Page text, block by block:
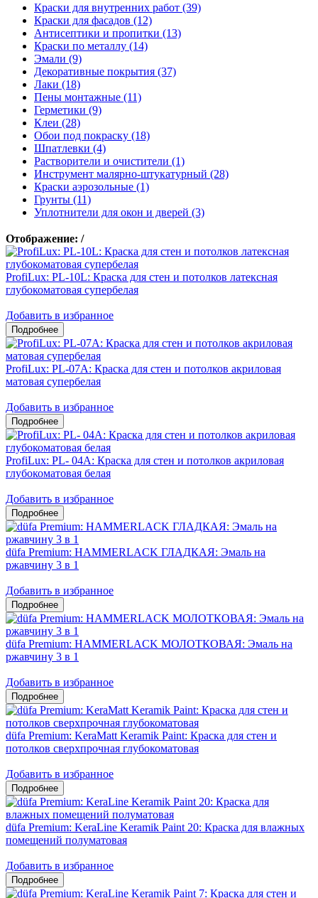
Краски для внутренних работ (39)
Краски для фасадов (12)
Антисептики и пропитки (13)
Краски по металлу (14)
Эмали (9)
Декоративные покрытия (37)
Лаки (18)
Пены монтажные (11)
Герметики (9)
Клеи (28)
Обои под покраску (18)
Шпатлевки (4)
Растворители и очистители (1)
Инструмент малярно-штукатурный (28)
Краски аэрозольные (1)
Грунты (11)
Уплотнители для окон и дверей (3)
Отображение: /
ProfiLux: PL-10L: Краска для стен и потолков латексная
глубокоматовая супербелая
Добавить в избранное
ProfiLux: PL-07А: Краска для стен и потолков акриловая
матовая супербелая
Добавить в избранное
ProfiLux: PL- 04А: Краска для стен и потолков акриловая
глубокоматовая белая
Добавить в избранное
düfa Premium: HAMMERLACK ГЛАДКАЯ: Эмаль на
ржавчину 3 в 1
Добавить в избранное
düfa Premium: HAMMERLACK МОЛОТКОВАЯ: Эмаль на
ржавчину 3 в 1
Добавить в избранное
düfa Premium: KeraMatt Keramik Paint: Краска для стен и
потолков сверхпрочная глубокоматовая
Добавить в избранное
düfa Premium: KeraLine Keramik Paint 20: Краска для влажных
помещений полуматовая
Добавить в избранное